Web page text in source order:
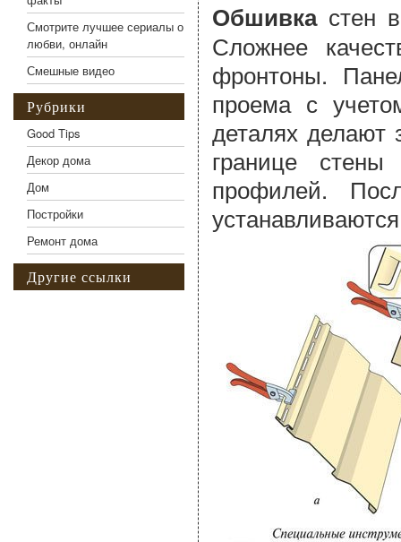
Обшивкастен
Сложнее
фронтоны.
проема с
деталях
границе
профилей.
Смотрите лучшее сериалы о
любви, онлайн
Смешные видео
Рубрики
Good Tips
Декор дома
Дом
Постройки
Ремонт дома
Другие ссылки